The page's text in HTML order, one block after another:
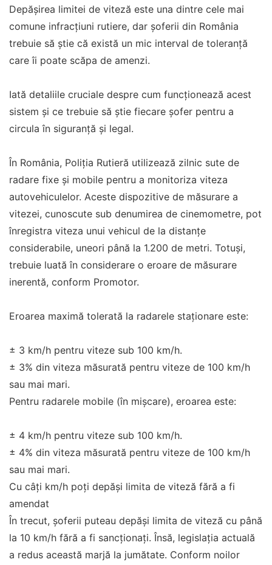
Depășirea limitei de viteză este una dintre cele mai
comune infracțiuni rutiere, dar șoferii din România
trebuie să știe că există un mic interval de toleranță
care îi poate scăpa de amenzi.
Iată detaliile cruciale despre cum funcționează acest
sistem și ce trebuie să știe fiecare șofer pentru a
circula în siguranță și legal.
În România, Poliția Rutieră utilizează zilnic sute de
radare fixe și mobile pentru a monitoriza viteza
autovehiculelor. Aceste dispozitive de măsurare a
vitezei, cunoscute sub denumirea de cinemometre, pot
înregistra viteza unui vehicul de la distanțe
considerabile, uneori până la 1.200 de metri. Totuși,
trebuie luată în considerare o eroare de măsurare
inerentă, conform Promotor.
Eroarea maximă tolerată la radarele staționare este:
± 3 km/h pentru viteze sub 100 km/h.
± 3% din viteza măsurată pentru viteze de 100 km/h
sau mai mari.
Pentru radarele mobile (în mișcare), eroarea este:
± 4 km/h pentru viteze sub 100 km/h.
± 4% din viteza măsurată pentru viteze de 100 km/h
sau mai mari.
Cu câți km/h poți depăși limita de viteză fără a fi
amendat
În trecut, șoferii puteau depăși limita de viteză cu până
la 10 km/h fără a fi sancționați. Însă, legislația actuală
a redus această marjă la jumătate. Conform noilor